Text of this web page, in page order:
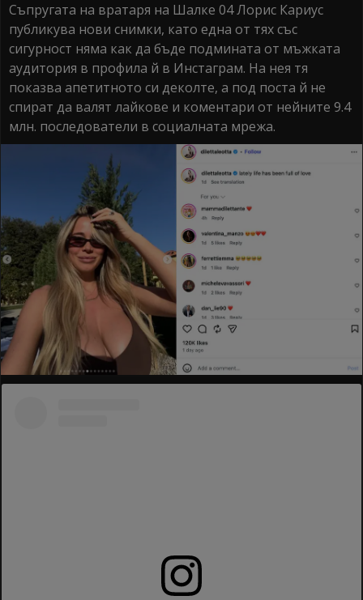
Съпругата на вратаря на Шалке 04 Лорис Кариус
публикува нови снимки, като една от тях със
сигурност няма как да бъде подмината от мъжката
аудитория в профила й в Инстаграм. На нея тя
показва апетитното си деколте, а под поста й не
спират да валят лайкове и коментари от нейните 9.4
млн. последователи в социалната мрежа.